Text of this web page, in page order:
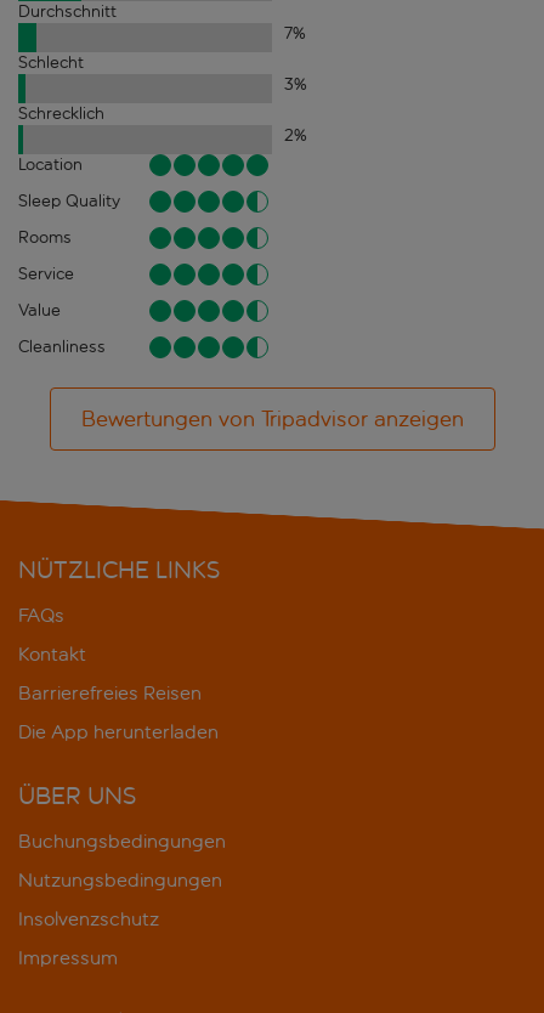
Durchschnitt
7%
Schlecht
3%
Schrecklich
2%
Location
Sleep Quality
Rooms
Service
Value
Cleanliness
Bewertungen von Tripadvisor anzeigen
NÜTZLICHE LINKS
FAQs
Kontakt
Barrierefreies Reisen
Die App herunterladen
ÜBER UNS
Buchungsbedingungen
Nutzungsbedingungen
Insolvenzschutz
Impressum